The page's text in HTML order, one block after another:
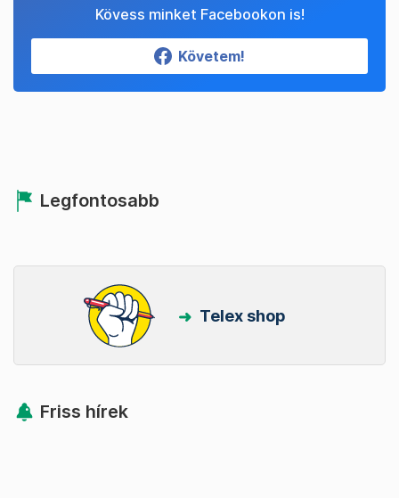
Kövess minket Facebookon is!
Követem!
Legfontosabb
Telex shop
Friss hírek